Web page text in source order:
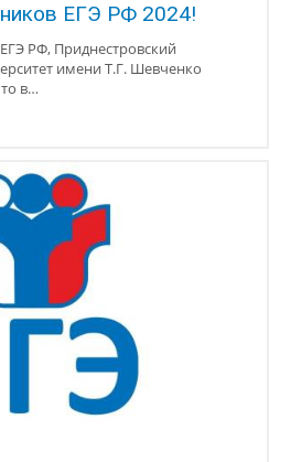
ЕГЭ РФ 2024!
РФ, Приднестровский
имени Т.Г. Шевченко
в…